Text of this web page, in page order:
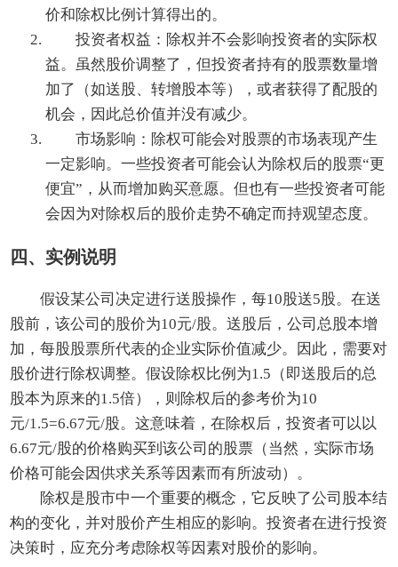
价和除权比例计算得出的。
投资者权益：除权并不会影响投资者的实际权
益。虽然股价调整了，但投资者持有的股票数量增
加了（如送股、转增股本等），或者获得了配股的
机会，因此总价值并没有减少。
市场影响：除权可能会对股票的市场表现产生
一定影响。一些投资者可能会认为除权后的股票“更
便宜”，从而增加购买意愿。但也有一些投资者可能
会因为对除权后的股价走势不确定而持观望态度。
四、实例说明
假设某公司决定进行送股操作，每10股送5股。在送
股前，该公司的股价为10元/股。送股后，公司总股本增
加，每股股票所代表的企业实际价值减少。因此，需要对
股价进行除权调整。假设除权比例为1.5（即送股后的总
股本为原来的1.5倍），则除权后的参考价为10
元/1.5=6.67元/股。这意味着，在除权后，投资者可以以
6.67元/股的价格购买到该公司的股票（当然，实际市场
价格可能会因供求关系等因素而有所波动）。
除权是股市中一个重要的概念，它反映了公司股本结
构的变化，并对股价产生相应的影响。投资者在进行投资
决策时，应充分考虑除权等因素对股价的影响。